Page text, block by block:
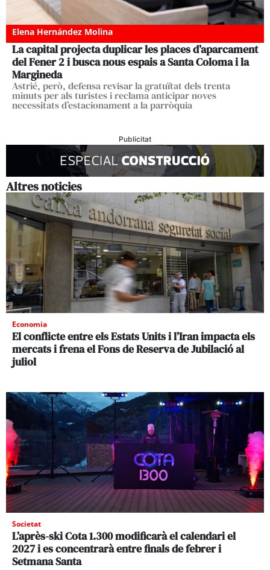
Elena Hernández Molina
La capital projecta duplicar les places d’aparcament
del Fener 2 i busca nous espais a Santa Coloma i la
Margineda
Astrié, però, defensa revisar la gratuïtat dels trenta
minuts per als turistes i reclama anticipar noves
necessitats d’estacionament a la parròquia
Publicitat
Altres noticies
Economia
El conflicte entre els Estats Units i l’Iran impacta els
mercats i frena el Fons de Reserva de Jubilació al
juliol
Societat
L’après-ski Cota 1.300 modificarà el calendari el
2027 i es concentrarà entre finals de febrer i
Setmana Santa